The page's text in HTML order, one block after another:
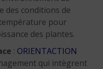
des conditions de
pour
des plantes.
: ORIENTACTION
qui intègrent